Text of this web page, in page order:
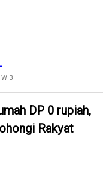
DP 0 rupiah,
Rakyat